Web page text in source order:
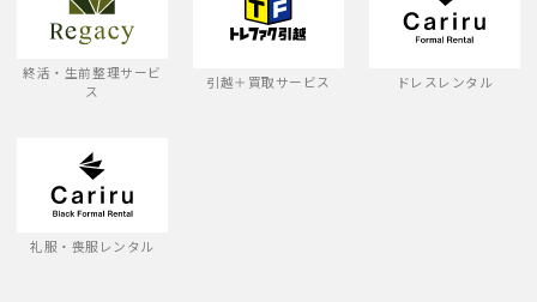
終活・生前整理サービ
ス
引越＋買取サービス ドレスレンタル
礼服・喪服レンタル